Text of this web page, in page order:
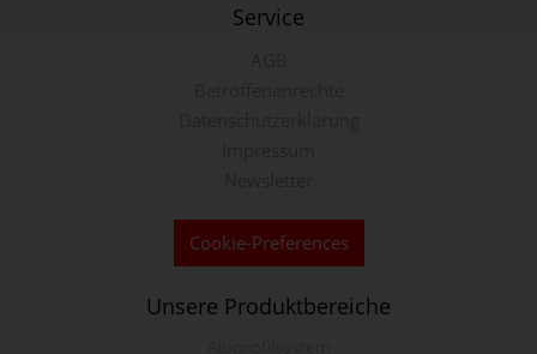
Service
Cookie-Preferences
Unsere Produktbereiche